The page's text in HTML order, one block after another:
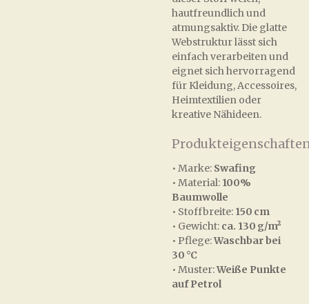
hautfreundlich und
atmungsaktiv. Die glatte
Webstruktur lässt sich
einfach verarbeiten und
eignet sich hervorragend
für Kleidung, Accessoires,
Heimtextilien oder
kreative Nähideen.
• Marke: Swafing
• Material: 100%
Baumwolle
• Stoffbreite: 150 cm
• Gewicht: ca. 130 g/m²
• Pflege:Waschbar bei
30 °C
• Muster:Weiße Punkte
auf Petrol